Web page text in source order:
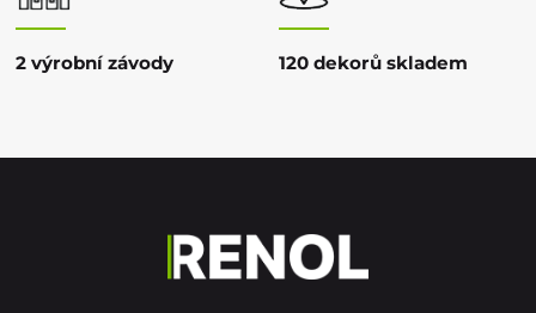
2 výrobní závody 120 dekorů skladem